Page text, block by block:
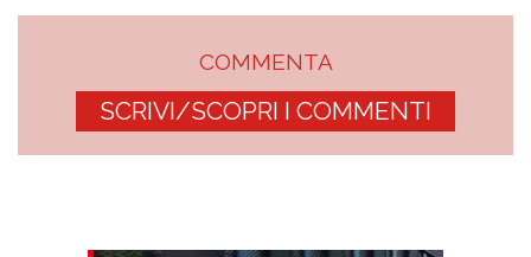
COMMENTA
SCRIVI/SCOPRI I COMMENTI